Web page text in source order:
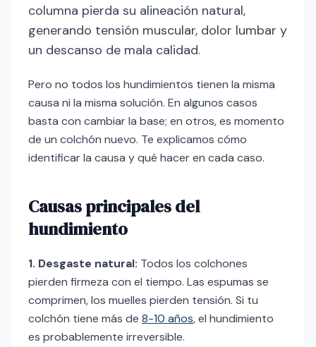
columna pierda su alineación natural,
generando tensión muscular, dolor lumbar y
un descanso de mala calidad.
Pero no todos los hundimientos tienen la misma
causa ni la misma solución. En algunos casos
basta con cambiar la base; en otros, es momento
de un colchón nuevo. Te explicamos cómo
identificar la causa y qué hacer en cada caso.
Causas principales del
hundimiento
1. Desgaste natural: Todos los colchones
pierden firmeza con el tiempo. Las espumas se
comprimen, los muelles pierden tensión. Si tu
colchón tiene más de 8-10 años, el hundimiento
es probablemente irreversible.